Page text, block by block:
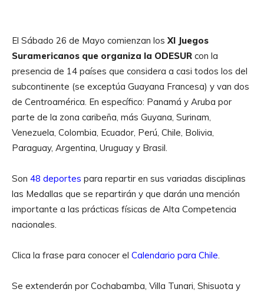
El Sábado 26 de Mayo comienzan los XI Juegos
Suramericanos que organiza la ODESUR con la
presencia de 14 países que considera a casi todos los del
subcontinente (se exceptúa Guayana Francesa) y van dos
de Centroamérica. En específico: Panamá y Aruba por
parte de la zona caribeña, más Guyana, Surinam,
Venezuela, Colombia, Ecuador, Perú, Chile, Bolivia,
Paraguay, Argentina, Uruguay y Brasil.
Son 48 deportes para repartir en sus variadas disciplinas
las Medallas que se repartirán y que darán una mención
importante a las prácticas físicas de Alta Competencia
nacionales.
Clica la frase para conocer el Calendario para Chile
Se extenderán por Cochabamba, Villa Tunari, Shisuota y